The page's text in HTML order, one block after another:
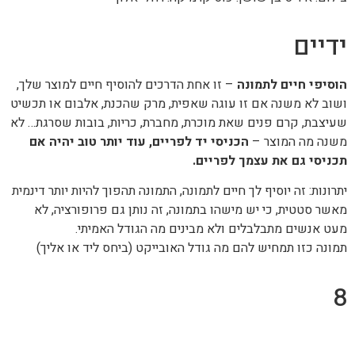
ידיים
הוסיפי חיים לתמונה – זו אחת הדרכים להוסיף חיים למוצר שלך,
ושוב לא משנה אם זו עוגה שאפית, מרק שהכנת, אלבום או תכשיט
שעיצבת, קרם פנים שאת מוכרת, מחברת, כריות, בובות שסרגת… לא
משנה מה המוצר – הכניסי יד לפריים, עוד יותר טוב יהיה אם
תכניסי גם את עצמך לפריים.
יתרונות: זה יוסיף לך חיים לתמונה, התמונה תהפוך להיות יותר דינמית
מאשר סטטית, כי יש מישהו בתמונה, זה נותן גם פרופורציה, לא
מעט אנשים מתבלבלים ולא מבינים מה הגודל האמיתי.
תמונה כזו תמחיש להם מה גודל האובייקט (ביחס ליד או אליך)
8